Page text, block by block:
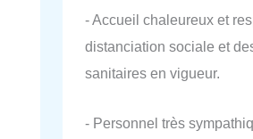
- Accueil chaleureux et
distanciation sociale et
sanitaires en vigueur.
- Personnel très